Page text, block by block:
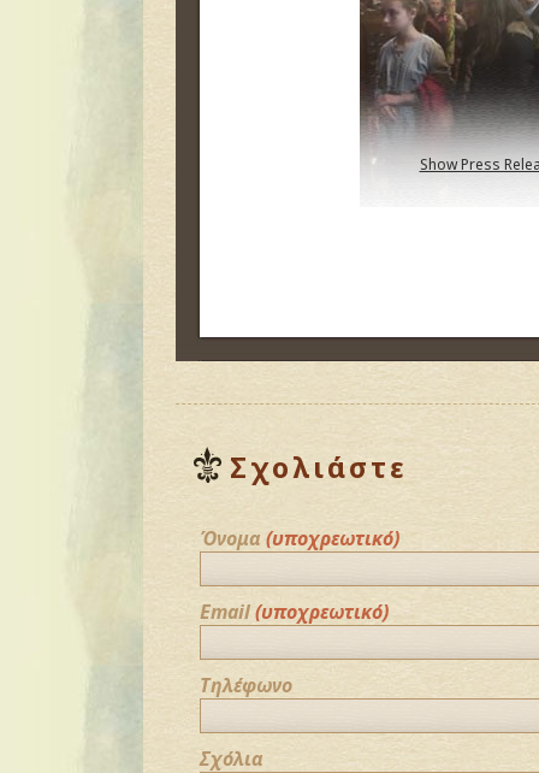
Show Press
Σχολιάστε
Όνομα (υποχρεωτικό)
Email(υποχρεωτικό)
Τηλέφωνο
Σχόλια